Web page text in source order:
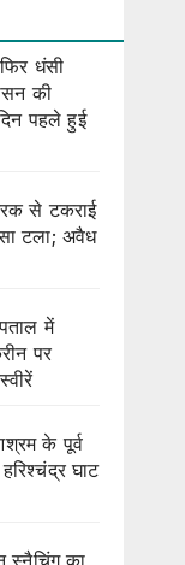
धंसी
की
पहले हुई
से टकराई
टला; अवैध
में
पर
के पूर्व
घाट
स्नैचिंग का